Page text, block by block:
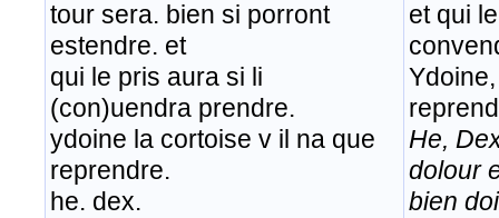
tour sera. bien si porront
estendre. et
qui le pris aura si li
(con)uendra prendre.
ydoine la cortoise v il na que
reprendre.
he. dex.
et qui
He,
dolour
bien